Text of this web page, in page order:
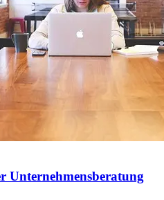
Unternehmensberatung